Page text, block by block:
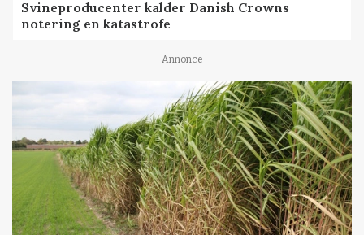
Svineproducenter kalder Danish Crowns
notering en katastrofe
Annonce